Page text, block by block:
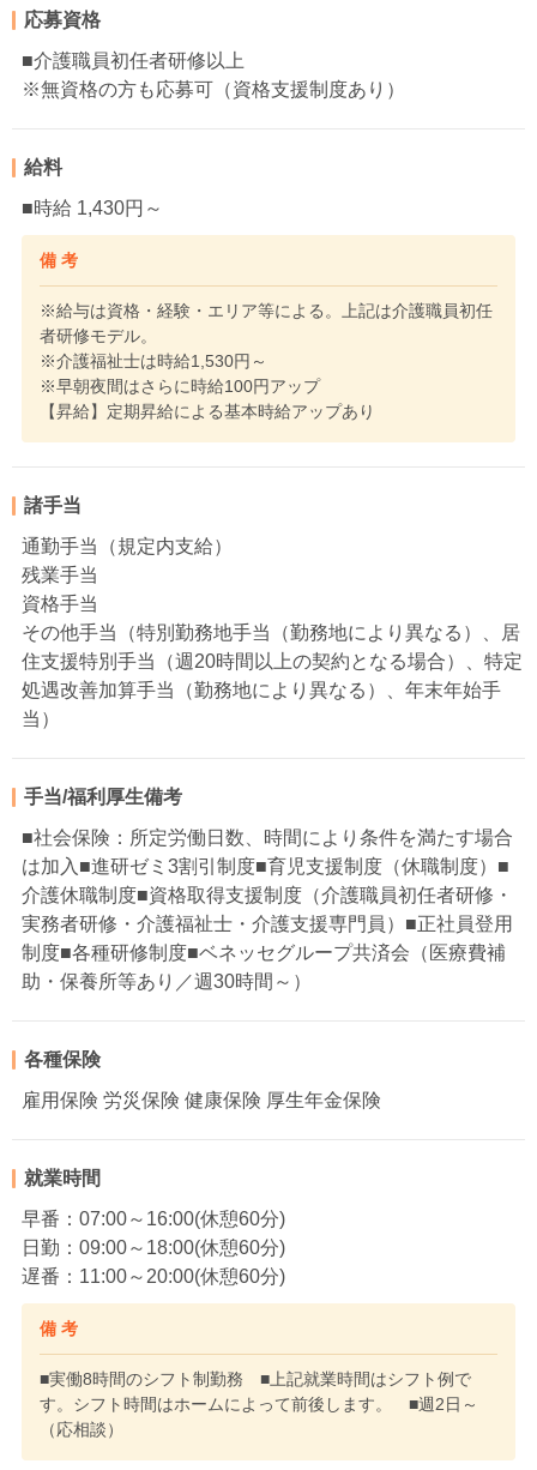
応募資格
■介護職員初任者研修以上
※無資格の方も応募可（資格支援制度あり）
給料
■時給 1,430円～
備 考
※給与は資格・経験・エリア等による。上記は介護職員初任
者研修モデル。
※介護福祉士は時給1,530円～
※早朝夜間はさらに時給100円アップ
【昇給】定期昇給による基本時給アップあり
諸手当
通勤手当（規定内支給）
残業手当
資格手当
その他手当（特別勤務地手当（勤務地により異なる）、居
住支援特別手当（週20時間以上の契約となる場合）、特定
処遇改善加算手当（勤務地により異なる）、年末年始手
当）
手当/福利厚生備考
■社会保険：所定労働日数、時間により条件を満たす場合
は加入■進研ゼミ3割引制度■育児支援制度（休職制度）■
介護休職制度■資格取得支援制度（介護職員初任者研修・
実務者研修・介護福祉士・介護支援専門員）■正社員登用
制度■各種研修制度■ベネッセグループ共済会（医療費補
助・保養所等あり／週30時間～）
各種保険
雇用保険 労災保険 健康保険 厚生年金保険
就業時間
早番：07:00～16:00(休憩60分)
日勤：09:00～18:00(休憩60分)
遅番：11:00～20:00(休憩60分)
備 考
■実働8時間のシフト制勤務 ■上記就業時間はシフト例で
す。シフト時間はホームによって前後します。 ■週2日～
（応相談）